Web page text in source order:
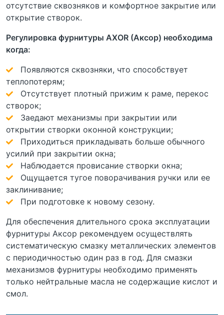
отсутствие сквозняков и комфортное закрытие или
открытие створок.
Регулировка фурнитуры AXOR (Аксор) необходима
когда:
Появляются сквозняки, что способствует
теплопотерям;
Отсутствует плотный прижим к раме, перекос
створок;
Заедают механизмы при закрытии или
открытии створки оконной конструкции;
Приходиться прикладывать больше обычного
усилий при закрытии окна;
Наблюдается провисание створки окна;
Ощущается тугое поворачивания ручки или ее
заклинивание;
При подготовке к новому сезону.
Для обеспечения длительного срока эксплуатации
фурнитуры Аксор рекомендуем осуществлять
систематическую смазку металлических элементов
с периодичностью один раз в год. Для смазки
механизмов фурнитуры необходимо применять
только нейтральные масла не содержащие кислот и
смол.